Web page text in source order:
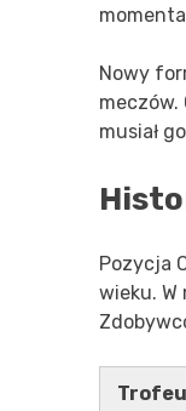
Nowy
meczów.
musiał
Pozycja
wieku.